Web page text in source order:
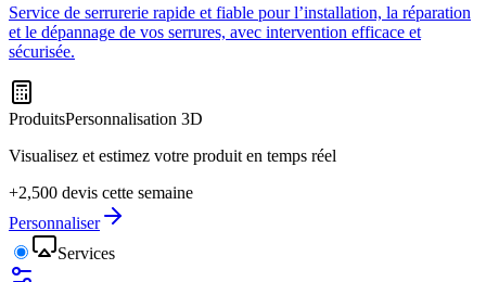
Service de serrurerie rapide et fiable pour l’installation, la réparation
et le dépannage de vos serrures, avec intervention efficace et
sécurisée.
ProduitsPersonnalisation 3D
Visualisez et estimez votre produit en temps réel
+2,500 devis cette semaine
Personnaliser
Services